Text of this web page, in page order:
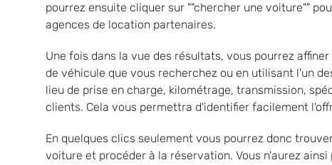
pourrez ensuite cliquer sur ""chercher une voiture""
agences de location partenaires.
Une fois dans la vue des résultats, vous pourrez
de véhicule que vous recherchez ou en utilisant l'un
lieu de prise en charge, kilométrage, transmission,
clients. Cela vous permettra d'identifier facilement
En quelques clics seulement vous pourrez donc
voiture et procéder à la réservation. Vous n'aurez